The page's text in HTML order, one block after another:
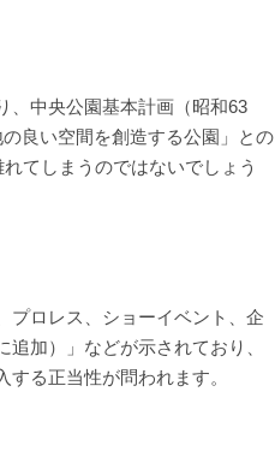
、中央公園基本計画（昭和63
良い空間を創造する公園」との
てしまうのではないでしょう
プロレス、ショーイベント、企
加）」などが示されており、
る正当性が問われます。